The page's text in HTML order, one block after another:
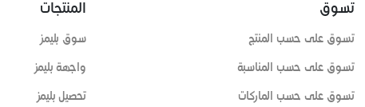
تسوق
تسوق على حسب المنتج
تسوق على حسب المناسبة
تسوق على حسب الماركات
المنتجات
سوق بليمز
واجهة بليمز
تحصيل بليمز